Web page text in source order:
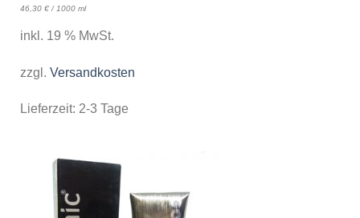
46,30 €/ 1000 ml
inkl. 19 % MwSt.
zzgl. Versandkosten
Lieferzeit: 2-3 Tage